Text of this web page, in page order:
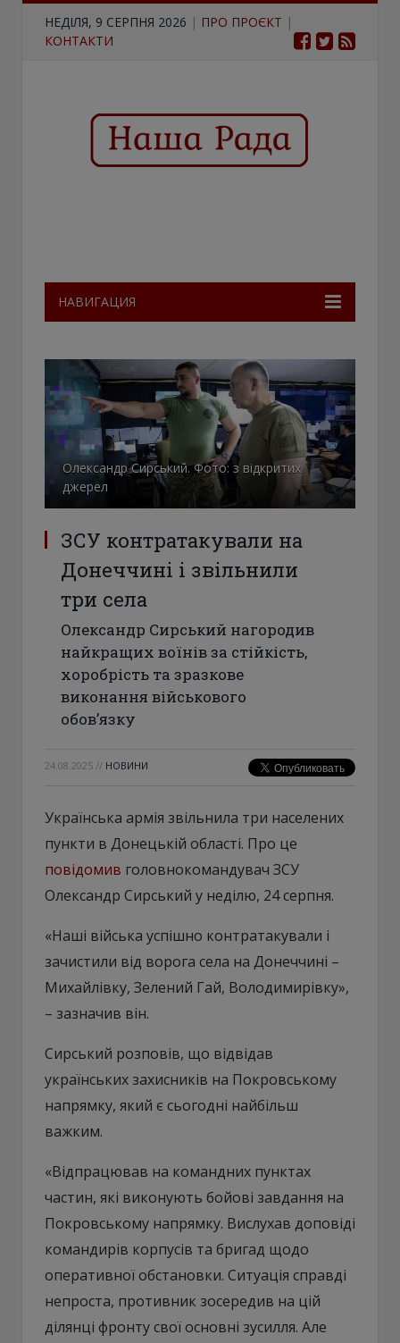
НЕДІЛЯ, 9 СЕРПНЯ 2026 | ПРО ПРОЄКТ |
КОНТАКТИ
НАВИГАЦИЯ
Олександр Сирський. Фото: з відкритих
джерел
ЗСУ контратакували на
Донеччині і звільнили
три села
Олександр Сирський нагородив
найкращих воїнів за стійкість,
хоробрість та зразкове
виконання військового
обов’язку
24.08.2025 // НОВИНИ
Українська армія звільнила три населених
пункти в Донецькій області. Про це
повідомив головнокомандувач ЗСУ
Олександр Сирський у неділю, 24 серпня.
«Наші війська успішно контратакували і
зачистили від ворога села на Донеччині –
Михайлівку, Зелений Гай, Володимирівку»,
– зазначив він.
Сирський розповів, що відвідав
українських захисників на Покровському
напрямку, який є сьогодні найбільш
важким.
«Відпрацював на командних пунктах
частин, які виконують бойові завдання на
Покровському напрямку. Вислухав доповіді
командирів корпусів та бригад щодо
оперативної обстановки. Ситуація справді
непроста, противник зосередив на цій
ділянці фронту свої основні зусилля. Але